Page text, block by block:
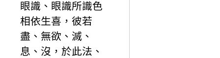
眼識、眼識所識色
相依生喜，彼若
盡、無欲、滅、
息、沒，於此法、